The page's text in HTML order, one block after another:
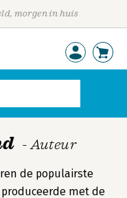
morgen in huis
- Auteur
de populairste
met de